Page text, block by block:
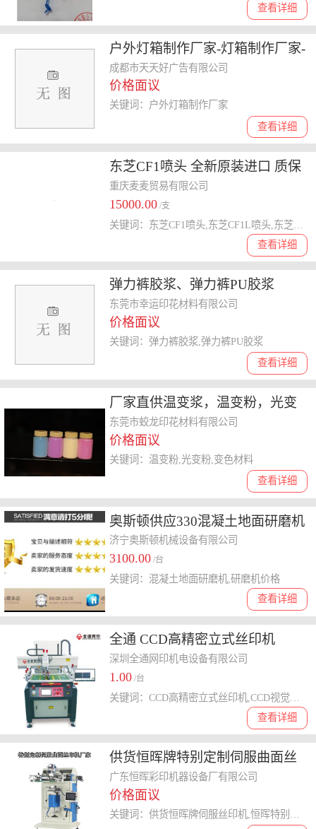
查看详细
户外灯箱制作厂家-灯箱制作厂家-
成都天天好广告制作(查看)
成都市天天好广告有限公司
价格面议
查看详细
关键词：户外灯箱制作厂家
东芝CF1喷头 全新原装进口 质保
上机 7天免费更换
重庆麦麦贸易有限公司
15000.00 /支
查看详细
弹力裤胶浆、弹力裤PU胶浆
东莞市幸运印花材料有限公司
价格面议
查看详细
关键词：弹力裤胶浆,弹力裤PU胶浆
厂家直供温变浆，温变粉，光变
浆，光变粉，变色材料
东莞市蛟龙印花材料有限公司
价格面议
查看详细
关键词：温变粉,光变粉,变色材料
奥斯顿供应330混凝土地面研磨机
价格
济宁奥斯顿机械设备有限公司
3100.00 /台
查看详细
关键词：混凝土地面研磨机,研磨机价格
全通 CCD高精密立式丝印机
深圳全通网印机电设备有限公司
1.00 /台
查看详细
供货恒晖牌特别定制伺服曲面丝
印机SS2-450S
广东恒晖彩印机器设备厂有限公司
价格面议